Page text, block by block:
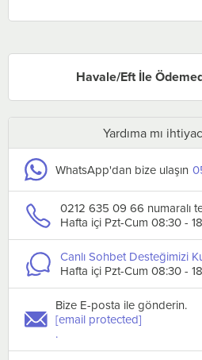
Havale/Eft İle
Yardıma mı
WhatsApp'dan bize ulaşın
0212 635 09 66 numaralı
Hafta içi Pzt-Cum 08:30 -
Canlı Sohbet Desteğimizi
Hafta içi Pzt-Cum 08:30 -
Bize E-posta ile gönderin.
[email protected]
.